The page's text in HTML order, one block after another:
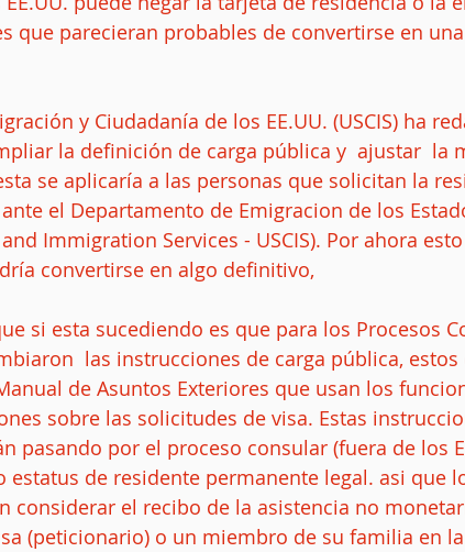
que parecieran probables de convertirse en
y Ciudadanía de los EE.UU. (USCIS) ha
la definición de carga pública y  ajustar  la
se aplicaría a las personas que solicitan la
el Departamento de Emigracion de los
Immigration Services - USCIS). Por ahora
convertirse en algo definitivo,
las instrucciones de carga pública,
de Asuntos Exteriores que usan los
sobre las solicitudes de visa. Estas
pasando por el proceso consular (fuera de los
estatus de residente permanente legal. asi que
considerar el recibo de la asistencia no
(peticionario) o un miembro de su familia en